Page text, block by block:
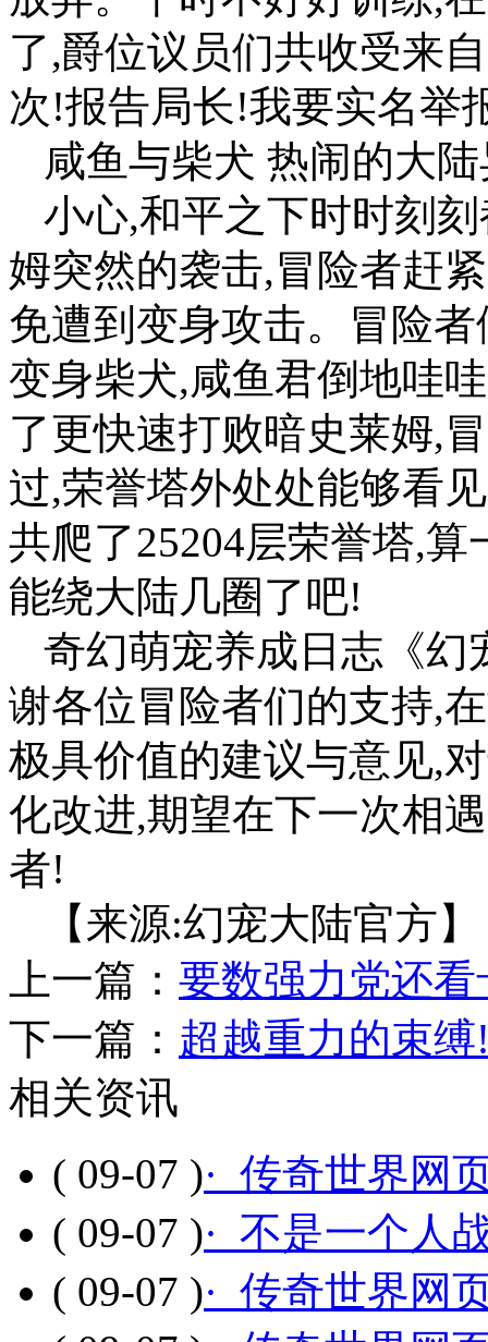
了,爵位议员们共收受来
次!报告局长!我要实名举
咸鱼与柴犬 热闹的大
小心,和平之下时时刻
姆突然的袭击,冒险者赶
免遭到变身攻击。冒险
变身柴犬,咸鱼君倒地哇
了更快速打败暗史莱姆,
过,荣誉塔外处处能够看
共爬了25204层荣誉塔,
能绕大陆几圈了吧!
奇幻萌宠养成日志《
谢各位冒险者们的支持,
极具价值的建议与意见,
化改进,期望在下一次相
者!
【来源:幻宠大陆官方】
上一篇： 要数强力党还
下一篇： 超越重力的束
相关资讯
( 09-07 )· 传奇世界网
( 09-07 )· 不是一个人
( 09-07 )· 传奇世界网